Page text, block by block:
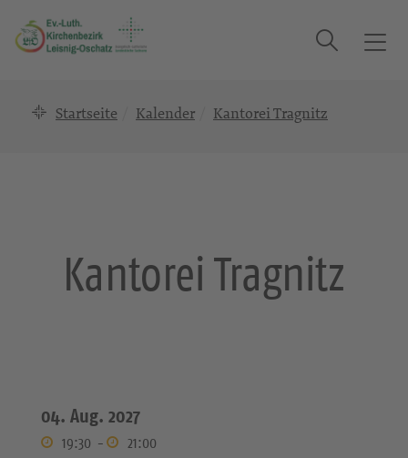
T
Suche
Startseite Kalender Kantorei Tragnitz
Kantorei Tragnitz
04. Aug. 2027
19:30 - 21:00